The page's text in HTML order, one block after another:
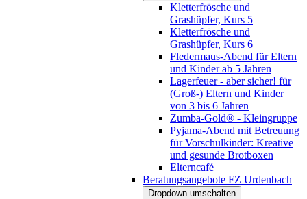
Kletterfrösche und
Grashüpfer, Kurs 5
Kletterfrösche und
Grashüpfer, Kurs 6
Fledermaus-Abend für Eltern
und Kinder ab 5 Jahren
Lagerfeuer - aber sicher! für
(Groß-) Eltern und Kinder
von 3 bis 6 Jahren
Zumba-Gold® - Kleingruppe
Pyjama-Abend mit Betreuung
für Vorschulkinder: Kreative
und gesunde Brotboxen
Elterncafé
Beratungsangebote FZ Urdenbach
Dropdown umschalten